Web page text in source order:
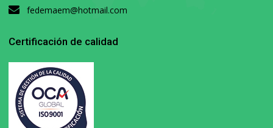
fedemaem@hotmail.com
Certificación de calidad